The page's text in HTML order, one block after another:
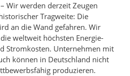
Wir werden derzeit Zeugen
Tragweite: Die
an die Wand gefahren. Wir
weltweit höchsten Energie-
Stromkosten. Unternehmen mit
können in Deutschland nicht
produzieren.